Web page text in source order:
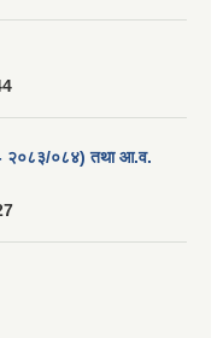
२०८३/०८४) तथा आ.व.